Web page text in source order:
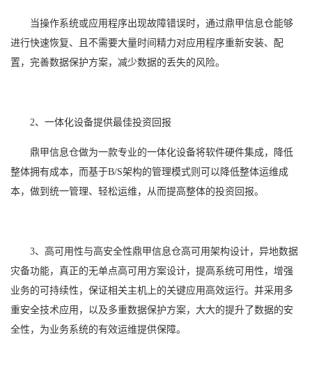
当操作系统或应用程序出现故障错误时，通过鼎甲信息仓能够
进行快速恢复、且不需要大量时间精力对应用程序重新安装、配
置，完善数据保护方案，减少数据的丢失的风险。
2、一体化设备提供最佳投资回报
鼎甲信息仓做为一款专业的一体化设备将软件硬件集成，降低
整体拥有成本，而基于B/S架构的管理模式则可以降低整体运维成
本，做到统一管理、轻松运维，从而提高整体的投资回报。
3、高可用性与高安全性鼎甲信息仓高可用架构设计，异地数据
灾备功能，真正的无单点高可用方案设计，提高系统可用性，增强
业务的可持续性，保证相关主机上的关键应用高效运行。并采用多
重安全技术应用，以及多重数据保护方案，大大的提升了数据的安
全性，为业务系统的有效运维提供保障。